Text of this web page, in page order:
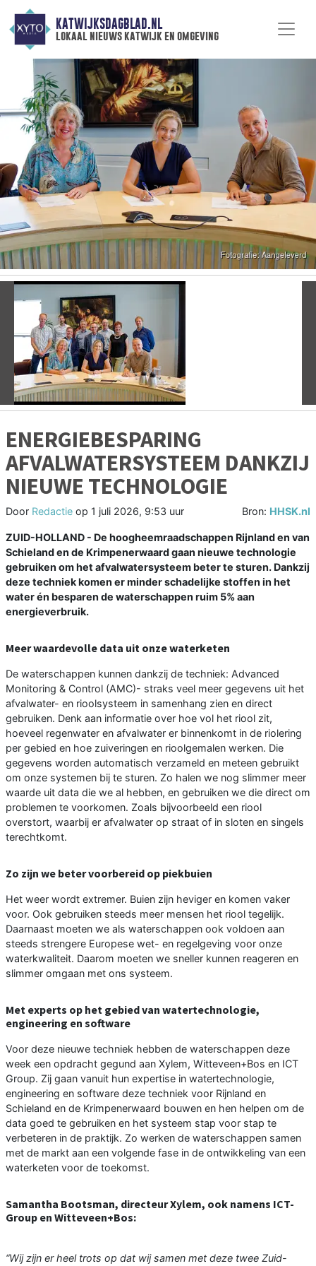
KATWIJKSDAGBLAD.NL
lokaal nieuws katwijk en omgeving
Vorige
ENERGIEBESPARING
AFVALWATERSYSTEEM DANKZIJ
NIEUWE TECHNOLOGIE
Door Redactie op 1 juli 2026, 9:53 uur Bron: HHSK.nl
ZUID-HOLLAND - De hoogheemraadschappen Rijnland en van
Schieland en de Krimpenerwaard gaan nieuwe technologie
gebruiken om het afvalwatersysteem beter te sturen. Dankzij
deze techniek komen er minder schadelijke stoffen in het
water én besparen de waterschappen ruim 5% aan
energieverbruik.
Meer waardevolle data uit onze waterketen
De waterschappen kunnen dankzij de techniek: Advanced
Monitoring & Control (AMC)- straks veel meer gegevens uit het
afvalwater- en rioolsysteem in samenhang zien en direct
gebruiken. Denk aan informatie over hoe vol het riool zit,
hoeveel regenwater en afvalwater er binnenkomt in de riolering
per gebied en hoe zuiveringen en rioolgemalen werken. Die
gegevens worden automatisch verzameld en meteen gebruikt
om onze systemen bij te sturen. Zo halen we nog slimmer meer
waarde uit data die we al hebben, en gebruiken we die direct om
problemen te voorkomen. Zoals bijvoorbeeld een riool
overstort, waarbij er afvalwater op straat of in sloten en singels
terechtkomt.
Zo zijn we beter voorbereid op piekbuien
Het weer wordt extremer. Buien zijn heviger en komen vaker
voor. Ook gebruiken steeds meer mensen het riool tegelijk.
Daarnaast moeten we als waterschappen ook voldoen aan
steeds strengere Europese wet- en regelgeving voor onze
waterkwaliteit. Daarom moeten we sneller kunnen reageren en
slimmer omgaan met ons systeem.
Met experts op het gebied van watertechnologie,
engineering en software
Voor deze nieuwe techniek hebben de waterschappen deze
week een opdracht gegund aan Xylem, Witteveen+Bos en ICT
Group. Zij gaan vanuit hun expertise in watertechnologie,
engineering en software deze techniek voor Rijnland en
Schieland en de Krimpenerwaard bouwen en hen helpen om de
data goed te gebruiken en het systeem stap voor stap te
verbeteren in de praktijk. Zo werken de waterschappen samen
met de markt aan een volgende fase in de ontwikkeling van een
waterketen voor de toekomst.
Samantha Bootsman, directeur Xylem, ook namens ICT-
Group en Witteveen+Bos:
“Wij zijn er heel trots op dat wij samen met deze twee Zuid-